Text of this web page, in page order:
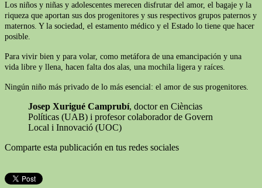
Los niños y niñas y adolescentes merecen disfrutar del amor, el bagaje y la
riqueza que aportan sus dos progenitores y sus respectivos grupos paternos y
maternos. Y la sociedad, el estamento médico y el Estado lo tiene que hacer
posible.
Para vivir bien y para volar, como metáfora de una emancipación y una
vida libre y llena, hacen falta dos alas, una mochila ligera y raíces.
Ningún niño más privado de lo más esencial: el amor de sus progenitores.
Josep Xurigué Camprubí, doctor en Cièncias
Políticas (UAB) i profesor colaborador de Govern
Local i Innovació (UOC)
Comparte esta publicación en tus redes sociales